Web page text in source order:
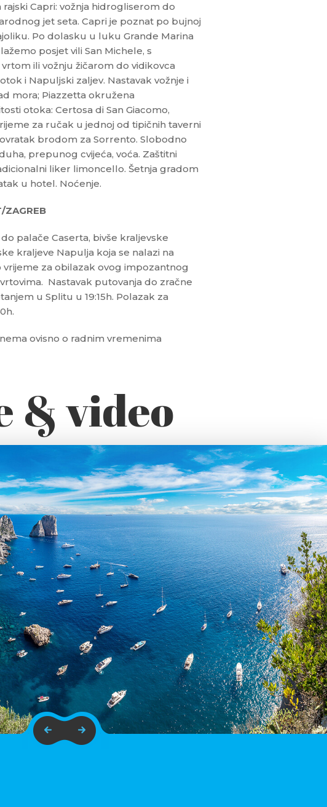
Capri: vožnja hidrogliserom do
jet seta. Capri je poznat po bujnoj
Po dolasku u luku Grande Marina
posjet vili San Michele, s
ili vožnju žičarom do vidikovca
i Napuljski zaljev. Nastavak vožnje i
mora; Piazzetta okružena
otoka: Certosa di San Giacomo,
za ručak u jednoj od tipičnih taverni
brodom za Sorrento. Slobodno
prepunog cvijeća, voća. Zaštitni
liker limoncello. Šetnja gradom
u hotel. Noćenje.
ZAGREB
palače Caserta, bivše kraljevske
kraljeve Napulja koja se nalazi na
vrijeme za obilazak ovog impozantnog
Nastavak putovanja do zračne
u Splitu u 19:15h. Polazak za
ovisno o radnim vremenima
& video